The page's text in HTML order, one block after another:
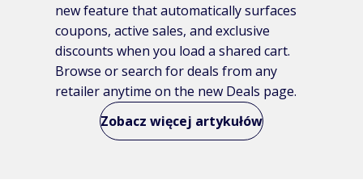
new feature that automatically surfaces
coupons, active sales, and exclusive
discounts when you load a shared cart.
Browse or search for deals from any
retailer anytime on the new Deals page.
Zobacz więcej artykułów